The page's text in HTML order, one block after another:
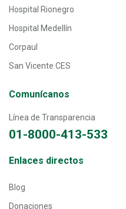
Hospital Rionegro
Hospital Medellín
Corpaul
San Vicente CES
Comunícanos
Línea de Transparencia
01-8000-413-533
Transversal - Menú enlaces
Enlaces directos
Blog
Donaciones